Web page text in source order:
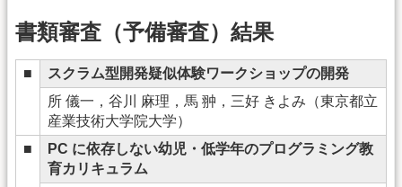
書類審査（予備審査）結果
■
スクラム型開発疑似体験ワークショップの開発
所 儀一，谷川 麻理，馬 翀，三好 きよみ（東京都立
産業技術大学院大学）
■
PC に依存しない幼児・低学年のプログラミング教
育カリキュラム